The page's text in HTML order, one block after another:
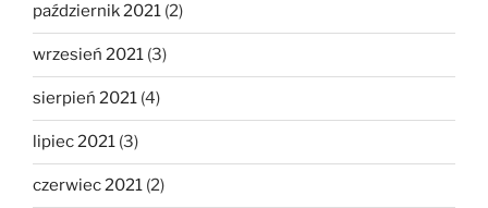
październik 2021 (2)
wrzesień 2021 (3)
sierpień 2021 (4)
lipiec 2021 (3)
czerwiec 2021 (2)